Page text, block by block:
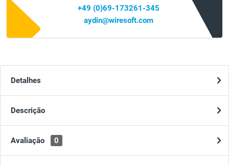
+49 (0)69-173261-345
aydin@wiresoft.com
Detalhes
Descrição
Avaliação 0